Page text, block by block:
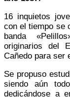
16 inquietos
con el tiempo se
banda
originarios del
Cañedo para ser
Se propuso
siendo aún
dedicándose a